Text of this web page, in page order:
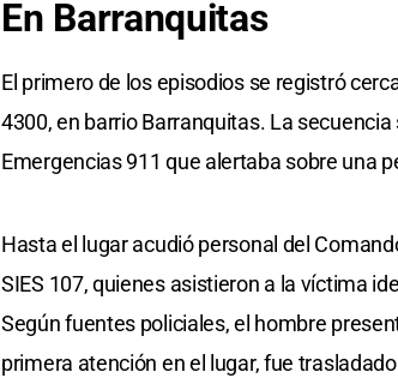
En Barranquitas
El primero de los episodios se registró
4300, en barrio Barranquitas. La
Emergencias 911 que alertaba sobre una
Hasta el lugar acudió personal del
SIES 107, quienes asistieron a la víctima
Según fuentes policiales, el hombre
primera atención en el lugar, fue